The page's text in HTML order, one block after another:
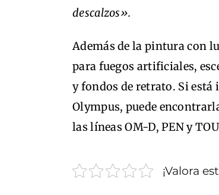
descalzos».
Además de la pintura con
para fuegos artificiales,
y fondos de retrato. Si
Olympus, puede
las líneas OM-D, PEN y
¡Valora